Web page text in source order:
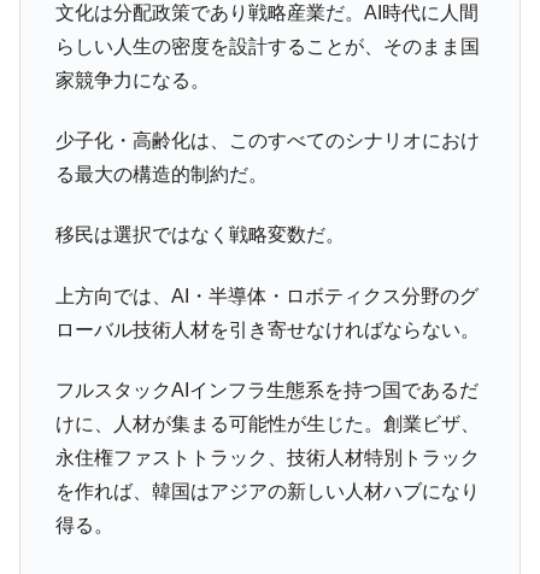
文化は分配政策であり戦略産業だ。AI時代に人間
らしい人生の密度を設計することが、そのまま国
家競争力になる。
少子化・高齢化は、このすべてのシナリオにおけ
る最大の構造的制約だ。
移民は選択ではなく戦略変数だ。
上方向では、AI・半導体・ロボティクス分野のグ
ローバル技術人材を引き寄せなければならない。
フルスタックAIインフラ生態系を持つ国であるだ
けに、人材が集まる可能性が生じた。創業ビザ、
永住権ファストトラック、技術人材特別トラック
を作れば、韓国はアジアの新しい人材ハブになり
得る。